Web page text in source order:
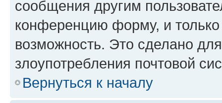
сообщения другим
конференцию форму, и
возможность. Это сделано
злоупотребления почтовой
Вернуться к началу